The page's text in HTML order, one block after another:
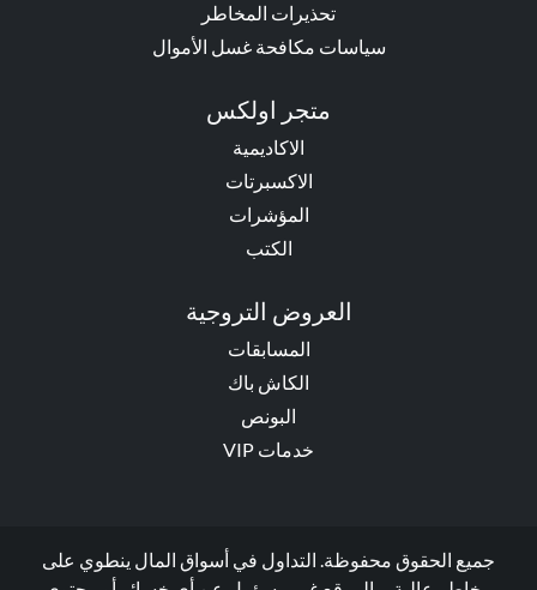
تحذيرات المخاطر
سياسات مكافحة غسل الأموال
متجر اولكس
الاكاديمية
الاكسبرتات
المؤشرات
الكتب
العروض التروجية
المسابقات
الكاش باك
البونص
خدمات VIP
جميع الحقوق محفوظة. التداول في أسواق المال ينطوي على